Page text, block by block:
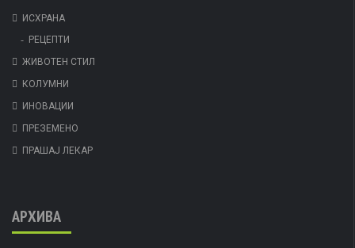
ИСХРАНА
РЕЦЕПТИ
ЖИВОТЕН СТИЛ
КОЛУМНИ
ИНОВАЦИИ
ПРЕЗЕМЕНО
ПРАШАЈ ЛЕКАР
АРХИВА